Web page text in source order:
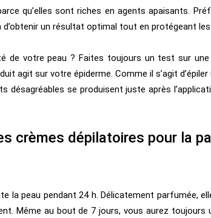
qu’elles sont riches en agents apaisants.
d’obtenir un résultat optimal tout en protégeant
de votre peau ? Faites toujours un test sur
agit sur votre épiderme. Comme il s’agit
désagréables se produisent juste après
crèmes dépilatoires pour la
la peau pendant 24 h. Délicatement parfumée,
Même au bout de 7 jours, vous aurez toujours